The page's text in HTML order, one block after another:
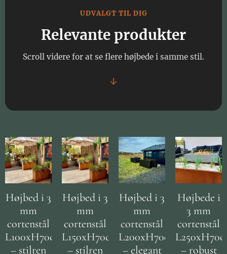
UDVALGT TIL DIG
Relevante produkter
Scroll videre for at se flere højbede i samme stil.
↓
Højbed i 3
mm
cortenstål
L100xH70cm
– stilren
Højbed i 3
mm
cortenstål
L150xH70cm
– stilren
Højbed i 3
mm
cortenstål
L200xH70cm
– elegant
Højbede i
3 mm
cortenstål
– robust